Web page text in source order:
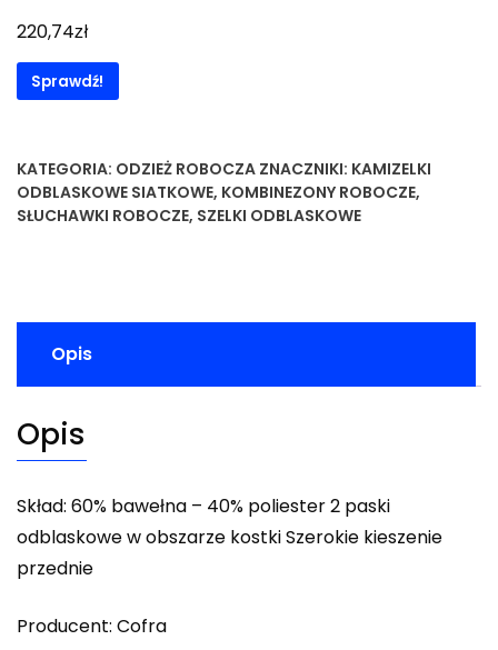
220,74zł
Sprawdź!
KATEGORIA: ODZIEŻ ROBOCZA ZNACZNIKI: KAMIZELKI
ODBLASKOWE SIATKOWE, KOMBINEZONY ROBOCZE,
SŁUCHAWKI ROBOCZE, SZELKI ODBLASKOWE
Opis
Opis
Skład: 60% bawełna – 40% poliester 2 paski
odblaskowe w obszarze kostki Szerokie kieszenie
przednie
Producent: Cofra